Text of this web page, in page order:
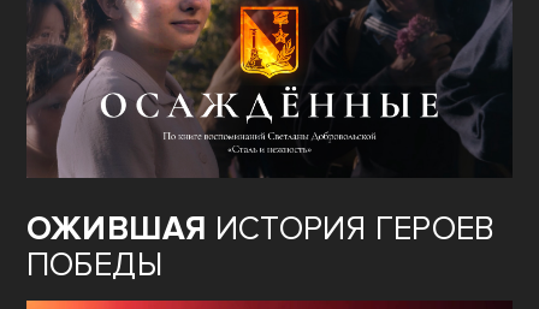
ОЖИВШАЯ ИСТОРИЯ ГЕРОЕВ
ПОБЕДЫ